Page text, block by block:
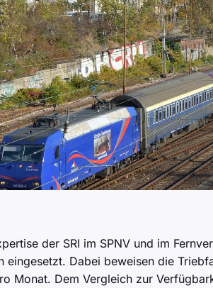
der SRI im SPNV und im
eingesetzt. Dabei beweisen die
Monat. Dem Vergleich zur